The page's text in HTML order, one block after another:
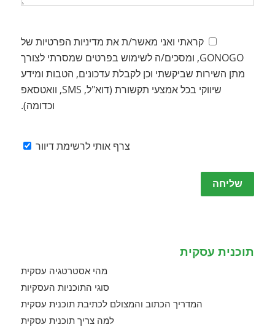
קראתי ואני מאשר/ת את מדיניות הפרטיות של
GONOGO, ומסכים/ה לשימוש בפרטים שמסרתי לצורך
מתן השירות שביקשתי וכן לקבלת עדכונים, הטבות ומידע
שיווקי בכל אמצעי תקשורת (דוא"ל, SMS, וואטסאפ
וכדומה).
צרף אותי לרשימת דיוור
Please
leave
תוכנית עסקית
מהי אסטרטגיה עסקית
סוגי התוכניות העסקיות
המדריך הכתוב והמצולם לכתיבת תוכנית עסקית
למה צריך תוכנית עסקית